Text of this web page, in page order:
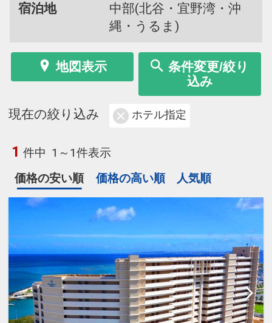
宿泊地
中部(北谷・宜野湾・沖
縄・うるま)
地図表示
条件変更/絞り
込み
現在の絞り込み ホテル指定
1 件中 1～1件表示
価格の安い順
価格の高い順 人気順